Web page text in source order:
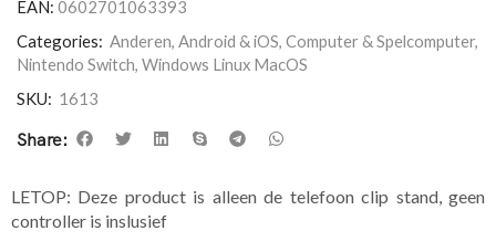
EAN: 0602701063393
Categories: Anderen, Android & iOS, Computer & Spelcomputer,
Nintendo Switch, Windows Linux MacOS
SKU: 1613
Share:
LETOP: Deze product is alleen de telefoon clip stand, geen
controller is inslusief